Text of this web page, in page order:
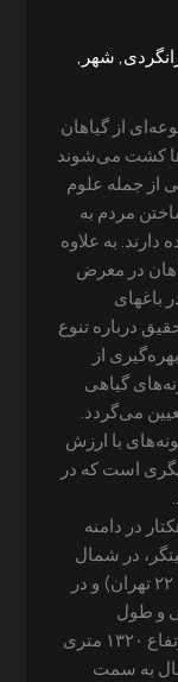
, شهر ,
از گیاهان
کشت می‌شوند
از جمله علوم
مردم به
به علاوه
در معرض
باغهای
درباره تنوع
از
گیاهی
می‌گردد.
با ارزش
است که در
ملی ایران به وسعت ۱۴۵ هکتار در دامنه
در شمال
غربی تهران (در محدوده شهرداری منطقه- ۲۲ تهران) و در
شمالی و طول
جغرافیایی ۵۱ درجه و ۱۹دقیقه شرقی در ارتفاع ۱۳۲۰ متری
۲/۶ درصد (شمال به سمت